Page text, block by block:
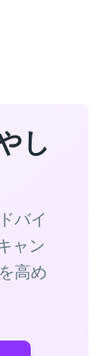
し
バイ
ャン
高め